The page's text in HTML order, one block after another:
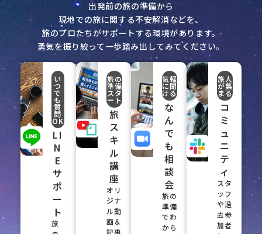
出発前の旅の準備から
現地での旅に関する不安解消などを、
旅のプロたちがサポートする環境があります。
勇気を振り絞って一歩踏み出してみてください。
い
つ
で
も
質
問
OK
LI
N
E
サ
ポ
ー
ト
旅
旅の
準備
スタ
ート
旅
ス
キ
ル
講
座
オリ
ジナ
ル動
画＆
記事
気軽
に聞
ける
な
ん
で
も
相
談
会
旅の
準備
でわ
から
旅人
が集
まる
コ
ミ
ュ
ニ
テ
ィ
スタ
ッフ
や過
去参
加者